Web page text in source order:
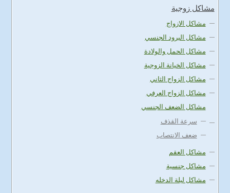
مشاكل زوجية
مشاكل الازواج
مشاكل البرود الجنسي
مشاكل الحمل والولادة
مشاكل الخيانة الزوجية
مشاكل الزواج الثاني
مشاكل الزواج العرفي
مشاكل الضعف الجنسي
سرعة القذف
ضعف الانتصاب
مشاكل العقم
مشاكل جنسية
مشاكل ليلة الدخله